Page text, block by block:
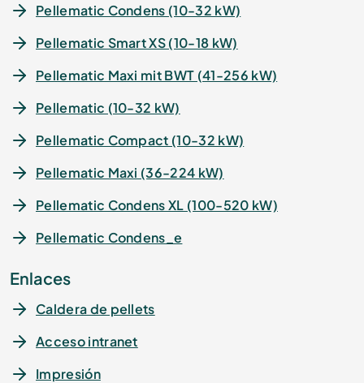
Pellematic Condens (10-32 kW)
Pellematic Smart XS (10-18 kW)
Pellematic Maxi mit BWT (41-256 kW)
Pellematic (10-32 kW)
Pellematic Compact (10-32 kW)
Pellematic Maxi (36-224 kW)
Pellematic Condens XL (100-520 kW)
Pellematic Condens_e
Enlaces
Caldera de pellets
Acceso intranet
Impresión